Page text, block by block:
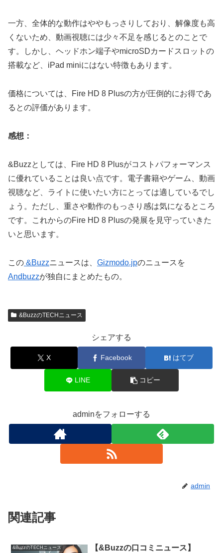
一方、全体的な動作はややもっさりしており、解像度も高
くないため、動画視聴には少々不足を感じるとのことで
す。しかし、ヘッドホン端子やmicroSDカードスロットの
搭載など、iPad miniにはない特徴もあります。
価格については、Fire HD 8 Plusの方が圧倒的にお得であ
るとの評価があります。
感想：
&Buzzとしては、Fire HD 8 Plusがコストパフォーマンス
に優れていることは良い点です。電子書籍やゲーム、動画
視聴など、ライトに使いたい方にとっては適しているでし
ょう。ただし、重さや動作のもっさり感は気になるところ
です。これからのFire HD 8 Plusの発展を見守っていきた
いと思います。
この &Buzzニュースは、 Gizmodo.jpのニュースを
Andbuzzが独自にまとめたもの。
&BuzzのTECHニュース
シェアする
X Facebook はてブ
LINE コピー
adminをフォローする
admin
関連記事
&BuzzのTECHニュース
【&Buzzの口コミニュース】